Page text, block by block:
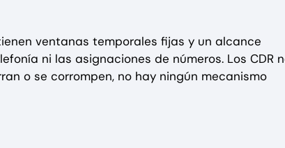
ventanas temporales fijas y un alcance
ni las asignaciones de números. Los CDR
o se corrompen, no hay ningún mecanismo